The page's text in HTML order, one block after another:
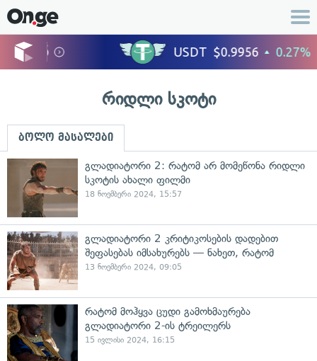
რიდლი სკოტი
ბოლო მასალები
გლადიატორი 2: რატომ არ მომეწონა რიდლი
სკოტის ახალი ფილმი
18 ნოემბერი 2024, 15:57
გლადიატორი 2 კრიტიკოსების დადებით
შეფასებას იმსახურებს — ნახეთ, რატომ
13 ნოემბერი 2024, 09:05
რატომ მოჰყვა ცუდი გამოხმაურება
გლადიატორი 2-ის ტრეილერს
15 ივლისი 2024, 16:15